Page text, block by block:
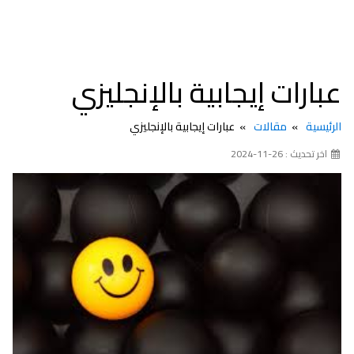
عبارات إيجابية بالإنجليزي
الرئيسية مقالات عبارات إيجابية بالإنجليزي
اخر تحديث : 26-11-2024